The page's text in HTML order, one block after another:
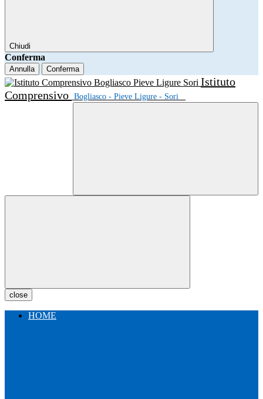
Chiudi
Conferma
Annulla Conferma
Istituto
Comprensivo Bogliasco - Pieve Ligure - Sori
close
HOME